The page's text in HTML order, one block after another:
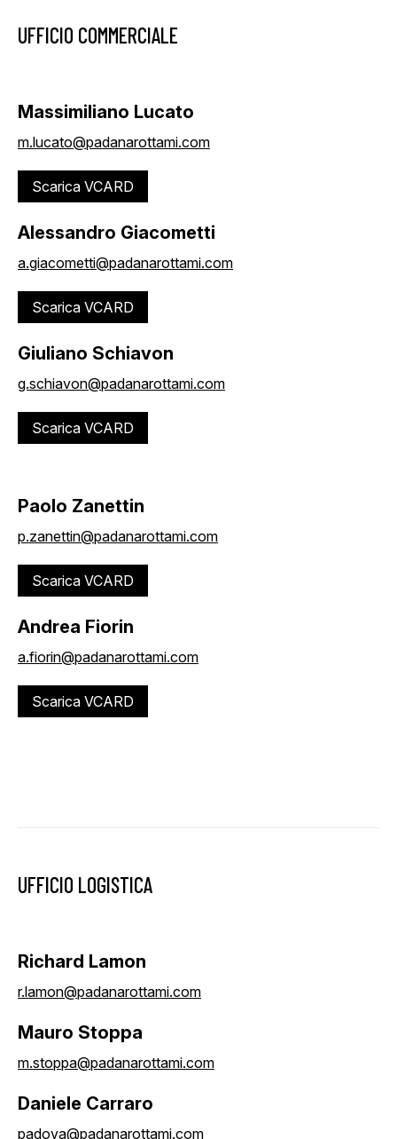
UFFICIO COMMERCIALE
Massimiliano Lucato
m.lucato@padanarottami.com
Scarica VCARD
Alessandro Giacometti
a.giacometti@padanarottami.com
Scarica VCARD
Giuliano Schiavon
g.schiavon@padanarottami.com
Scarica VCARD
Paolo Zanettin
p.zanettin@padanarottami.com
Scarica VCARD
Andrea Fiorin
a.fiorin@padanarottami.com
Scarica VCARD
UFFICIO LOGISTICA
Richard Lamon
r.lamon@padanarottami.com
Mauro Stoppa
m.stoppa@padanarottami.com
Daniele Carraro
padova@padanarottami.com